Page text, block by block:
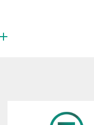
中します。保有銘柄